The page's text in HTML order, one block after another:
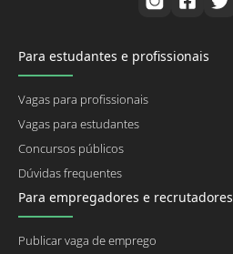
Para estudantes e profissionais
Vagas para profissionais
Vagas para estudantes
Concursos públicos
Dúvidas frequentes
Para empregadores e recrutadores
Publicar vaga de emprego